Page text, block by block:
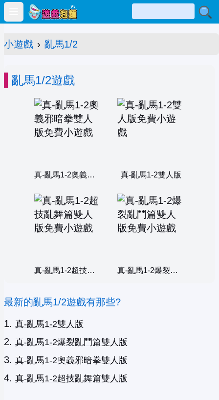
Open main menu
小遊戲 › 亂馬1/2
亂馬1/2遊戲
真-亂馬1-2奧義邪暗拳雙人版 真-亂馬1-2雙人版
真-亂馬1-2超技亂舞篇雙人版 真-亂馬1-2爆裂亂鬥篇雙人版
最新的亂馬1/2遊戲有那些?
真-亂馬1-2雙人版
真-亂馬1-2爆裂亂鬥篇雙人版
真-亂馬1-2奧義邪暗拳雙人版
真-亂馬1-2超技亂舞篇雙人版